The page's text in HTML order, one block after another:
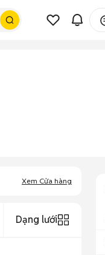
Xem Cửa hàng
Dạng lưới